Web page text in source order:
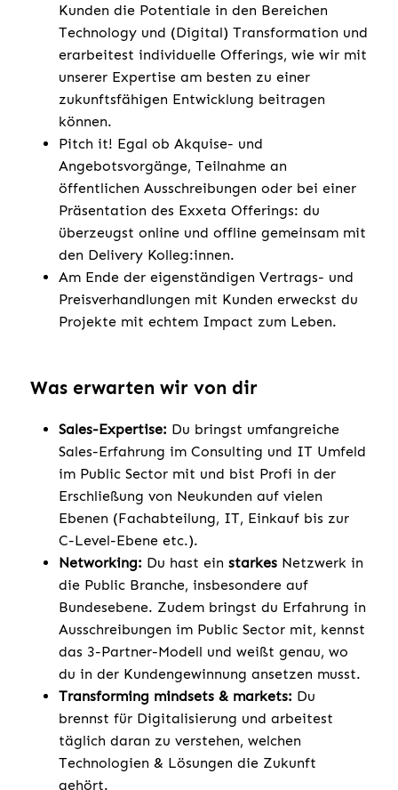
Kunden die Potentiale in den Bereichen
Technology und (Digital) Transformation und
erarbeitest individuelle Offerings, wie wir mit
unserer Expertise am besten zu einer
zukunftsfähigen Entwicklung beitragen
können.
Pitch it! Egal ob Akquise- und
Angebotsvorgänge, Teilnahme an
öffentlichen Ausschreibungen oder bei einer
Präsentation des Exxeta Offerings: du
überzeugst online und offline gemeinsam mit
den Delivery Kolleg:innen.
Am Ende der eigenständigen Vertrags- und
Preisverhandlungen mit Kunden erweckst du
Projekte mit echtem Impact zum Leben.
Was erwarten wir von dir
Sales-Expertise: Du bringst umfangreiche
Sales-Erfahrung im Consulting und IT Umfeld
im Public Sector mit und bist Profi in der
Erschließung von Neukunden auf vielen
Ebenen (Fachabteilung, IT, Einkauf bis zur
C-Level-Ebene etc.).
Networking: Du hast ein starkes Netzwerk in
die Public Branche, insbesondere auf
Bundesebene. Zudem bringst du Erfahrung in
Ausschreibungen im Public Sector mit, kennst
das 3-Partner-Modell und weißt genau, wo
du in der Kundengewinnung ansetzen musst.
Transforming mindsets & markets: Du
brennst für Digitalisierung und arbeitest
täglich daran zu verstehen, welchen
Technologien & Lösungen die Zukunft
gehört.